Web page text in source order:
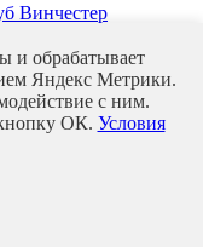
Винчестер
и обрабатывает
Яндекс Метрики.
с ним.
ОК. Условия